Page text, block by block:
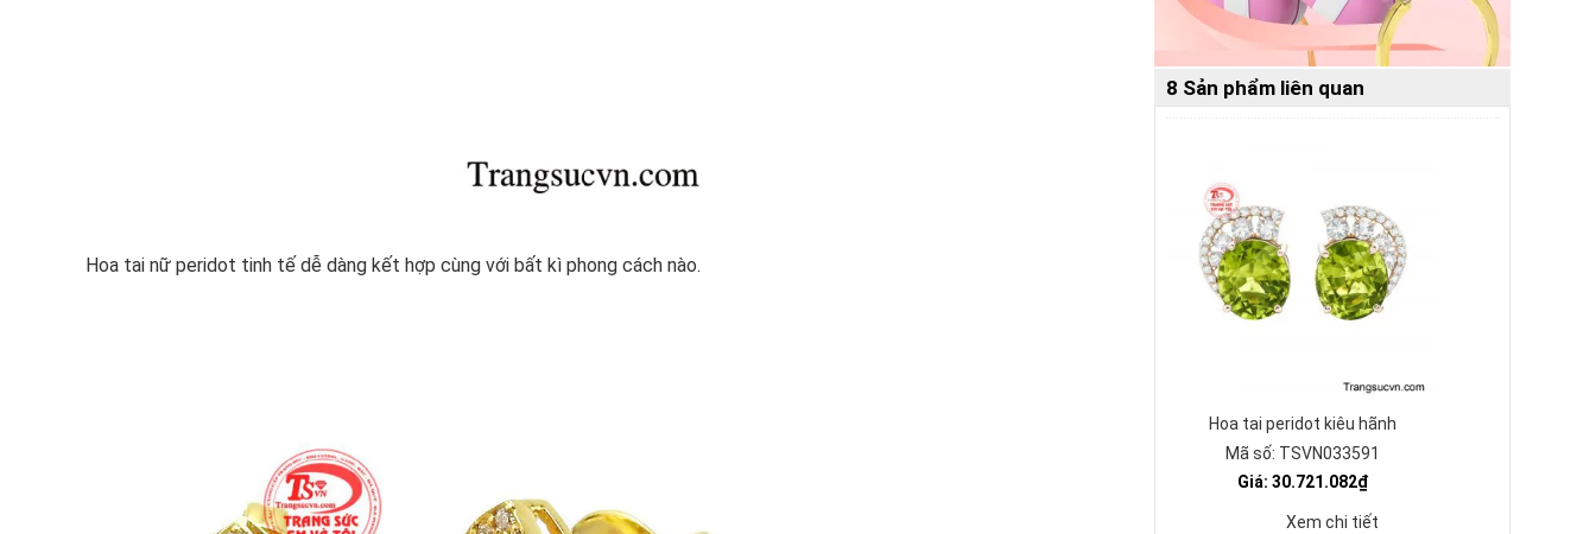
Hoa tai nữ peridot tinh tế dễ dàng kết hợp cùng với bất kì phong cách nào.
8 Sản phẩm liên quan
Hoa tai peridot kiêu hãnh
Mã số: TSVN033591
Giá: 30.721.082₫
Xem chi tiết